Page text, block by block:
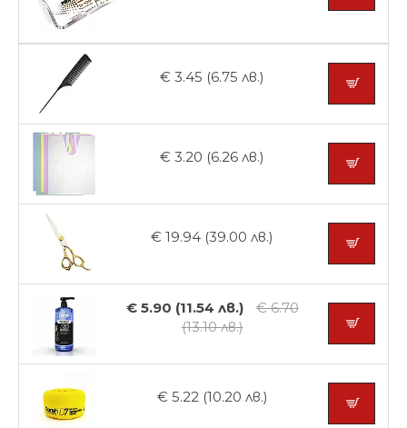
€ 3.45 (6.75 лв.)
€ 3.20 (6.26 лв.)
€ 19.94 (39.00 лв.)
€ 5.90 (11.54 лв.)
€ 6.70
(13.10 лв.)
€ 5.22 (10.20 лв.)